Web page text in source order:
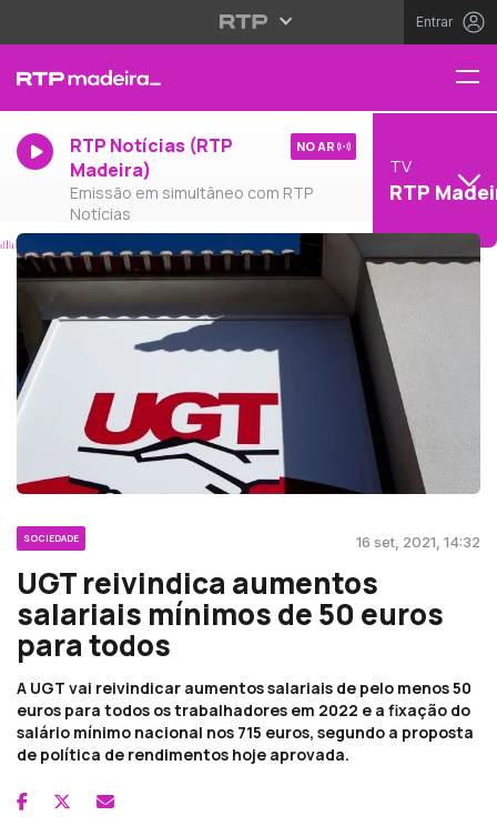
Entrar
RTP Notícias (RTP
Madeira)
Emissão em simultâneo com RTP
Notícias
NO AR
TV
RTP
SOCIEDADE 16 set, 2021, 14:32
UGT reivindica aumentos
salariais mínimos de 50 euros
para todos
A UGT vai reivindicar aumentos salariais de pelo menos 50
euros para todos os trabalhadores em 2022 e a fixação do
salário mínimo nacional nos 715 euros, segundo a proposta
de política de rendimentos hoje aprovada.